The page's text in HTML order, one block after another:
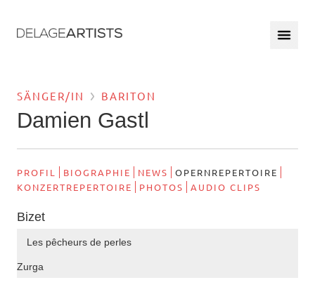
SÄNGER/IN BARITON
Damien Gastl
PROFIL BIOGRAPHIE NEWS
OPERNREPERTOIRE
KONZERTREPERTOIRE
PHOTOS AUDIO CLIPS
Bizet
Les pêcheurs de perles
Zurga